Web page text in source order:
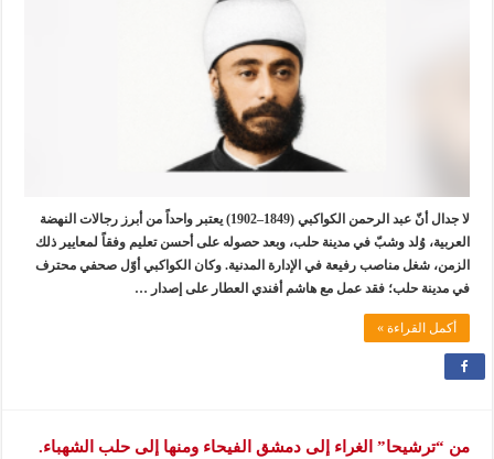
لا جدال أنّ عبد الرحمن الكواكبي (1849–1902) يعتبر واحداً من أبرز رجالات النهضة
العربية، وُلد وشبّ في مدينة حلب، وبعد حصوله على أحسن تعليم وفقاً لمعايير ذلك
الزمن، شغل مناصب رفيعة في الإدارة المدنية. وكان الكواكبي أوّل صحفي محترف
في مدينة حلب؛ فقد عمل مع هاشم أفندي العطار على إصدار …
أكمل القراءة »
من “ترشيحا” الغراء إلى دمشق الفيحاء ومنها إلى حلب الشهباء.